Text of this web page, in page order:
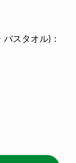
スタオル)：